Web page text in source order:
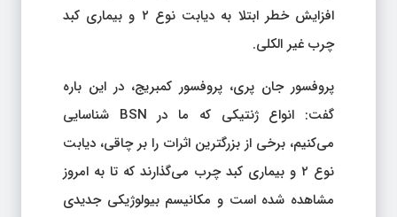
افزایش خطر ابتلا به دیابت نوع ۲ و بیماری کبد
چرب غیر الکلی.
پروفسور جان پری، پروفسور کمبریج، در این باره
گفت: انواع ژنتیکی که ما در BSN شناسایی
می‌کنیم، برخی از بزرگترین اثرات را بر چاقی، دیابت
نوع ۲ و بیماری کبد چرب می‌گذارند که تا به امروز
مشاهده شده است و مکانیسم بیولوژیکی جدیدی